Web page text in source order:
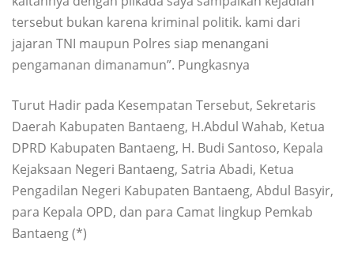
tersebut bukan karena kriminal politik. kami dari
jajaran TNI maupun Polres siap menangani
pengamanan dimanamun”. Pungkasnya
Turut Hadir pada Kesempatan Tersebut, Sekretaris
Daerah Kabupaten Bantaeng, H.Abdul Wahab, Ketua
DPRD Kabupaten Bantaeng, H. Budi Santoso, Kepala
Kejaksaan Negeri Bantaeng, Satria Abadi, Ketua
Pengadilan Negeri Kabupaten Bantaeng, Abdul Basyir,
para Kepala OPD, dan para Camat lingkup Pemkab
Bantaeng (*)